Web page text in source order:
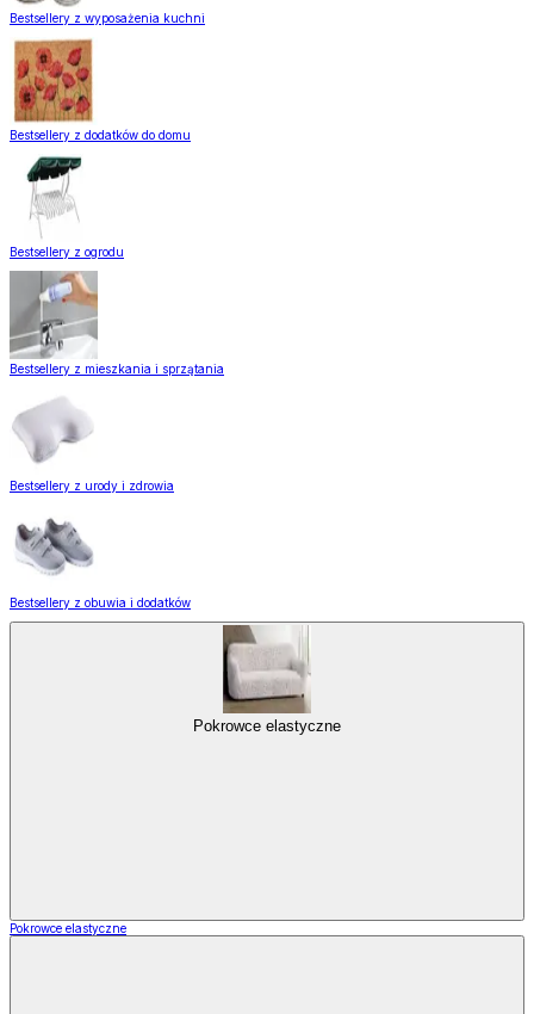
Bestsellery z wyposażenia kuchni
Bestsellery z dodatków do domu
Bestsellery z ogrodu
Bestsellery z mieszkania i sprzątania
Bestsellery z urody i zdrowia
Bestsellery z obuwia i dodatków
Pokrowce elastyczne
Pokrowce elastyczne